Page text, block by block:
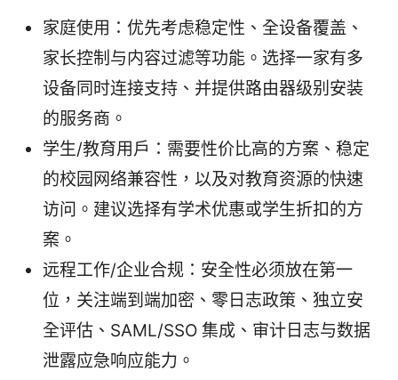
家庭使用：优先考虑稳定性、全设备覆盖、
家长控制与内容过滤等功能。选择一家有多
设备同时连接支持、并提供路由器级别安装
的服务商。
学生/教育用户：需要性价比高的方案、稳定
的校园网络兼容性，以及对教育资源的快速
访问。建议选择有学术优惠或学生折扣的方
案。
远程工作/企业合规：安全性必须放在第一
位，关注端到端加密、零日志政策、独立安
全评估、SAML/SSO 集成、审计日志与数据
泄露应急响应能力。